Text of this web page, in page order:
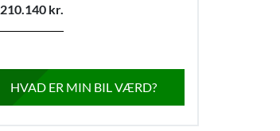
210.140 kr.
HVAD ER MIN BIL VÆRD?